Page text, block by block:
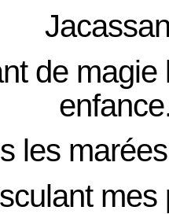
de magie
les
mes